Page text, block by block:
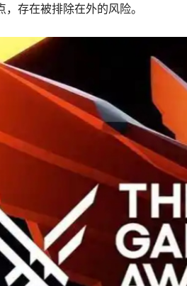
存在被排除在外的风险。